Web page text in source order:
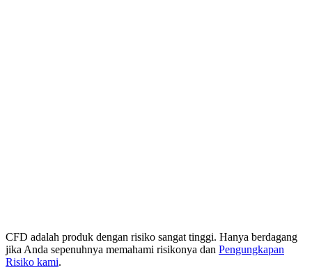
CFD adalah produk dengan risiko sangat tinggi. Hanya berdagang
jika Anda sepenuhnya memahami risikonya dan Pengungkapan
Risiko kami.